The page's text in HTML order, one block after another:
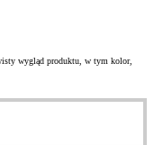
wygląd produktu, w tym kolor,